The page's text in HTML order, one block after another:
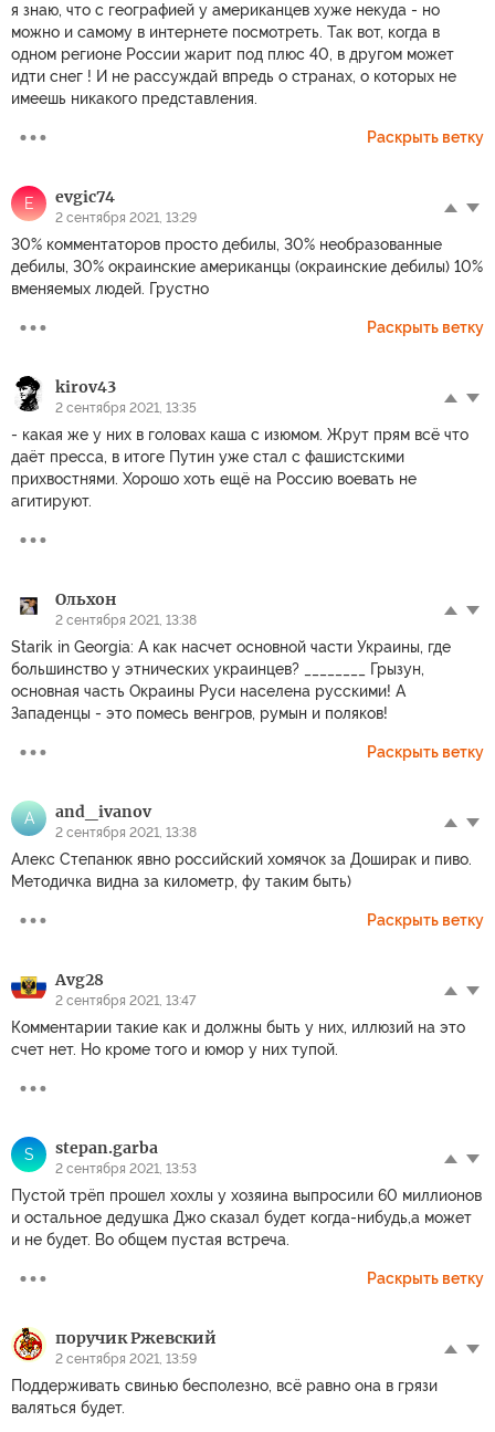
я знаю, что с географией у американцев хуже некуда - но
можно и самому в интернете посмотреть. Так вот, когда в
одном регионе России жарит под плюс 40, в другом может
идти снег ! И не рассуждай впредь о странах, о которых не
имеешь никакого представления.
Раскрыть ветку
E evgic74
2 сентября 2021, 13:29
30% комментаторов просто дебилы, 30% необразованные
дебилы, 30% окраинские американцы (окраинские дебилы) 10%
вменяемых людей. Грустно
Раскрыть ветку
kirov43
2 сентября 2021, 13:35
- какая же у них в головах каша с изюмом. Жрут прям всё что
даёт пресса, в итоге Путин уже стал с фашистскими
прихвостнями. Хорошо хоть ещё на Россию воевать не
агитируют.
Ольхон
2 сентября 2021, 13:38
Starik in Georgia: А как насчет основной части Украины, где
большинство у этнических украинцев? ________ Грызун,
основная часть Окраины Руси населена русскими! А
Западенцы - это помесь венгров, румын и поляков!
Раскрыть ветку
A and_ivanov
2 сентября 2021, 13:38
Алекс Степанюк явно российский хомячок за Доширак и пиво.
Методичка видна за километр, фу таким быть)
Раскрыть ветку
Avg28
2 сентября 2021, 13:47
Комментарии такие как и должны быть у них, иллюзий на это
счет нет. Но кроме того и юмор у них тупой.
S stepan.garba
2 сентября 2021, 13:53
Пустой трёп прошел хохлы у хозяина выпросили 60 миллионов
и остальное дедушка Джо сказал будет когда-нибудь,а может
и не будет. Во общем пустая встреча.
Раскрыть ветку
поручик Ржевский
2 сентября 2021, 13:59
Поддерживать свинью бесполезно, всё равно она в грязи
валяться будет.